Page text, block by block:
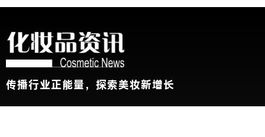
传播行业正能量，探索美妆新增长